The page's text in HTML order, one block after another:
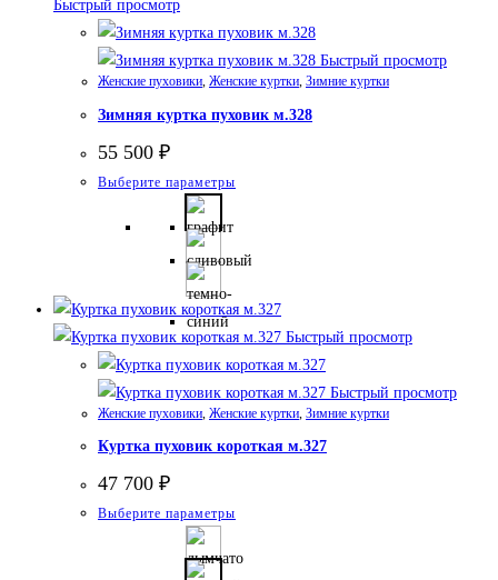
выбрать
на
товара.
Быстрый просмотр
Быстрый просмотр
Женские пуховики, Женские куртки, Зимние куртки
Зимняя куртка пуховик м.328
55 500 ₽
Выберите параметры
несколько
Опции
можно
выбрать
на
товара.
Быстрый просмотр
Быстрый просмотр
Женские пуховики Женские куртки Зимние куртки
Куртка пуховик короткая м.327
47 700 ₽
Выберите параметры
имеет